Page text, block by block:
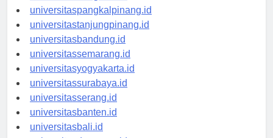
universitasbengkulu.id
universitaspangkalpinang.id
universitastanjungpinang.id
universitasbandung.id
universitassemarang.id
universitasyogyakarta.id
universitassurabaya.id
universitasserang.id
universitasbanten.id